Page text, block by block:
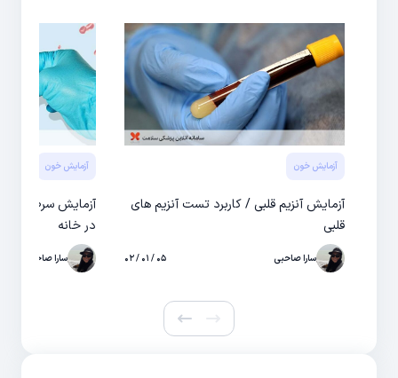
آزمایش خون
آزمایش آنزیم قلبی / کاربرد تست آنزیم های
قلبی
سارا صاحبی ۰۵ / ۰۱ / ۰۲
آزمایش خون
آزمایش سرطان
در خانه
سارا صاحبی